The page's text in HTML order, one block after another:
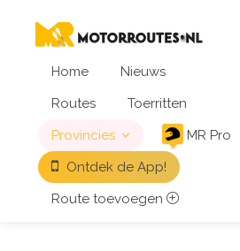
Home
Nieuws
Routes
Toerritten
Provincies
MR Pro
Ontdek de App!
Route toevoegen